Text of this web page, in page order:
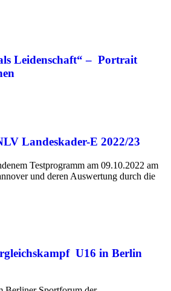
Leidenschaft“ – Portrait
Landeskader-E 2022/23
Testprogramm am 09.10.2022 am
und deren Auswertung durch die
U16 in Berlin